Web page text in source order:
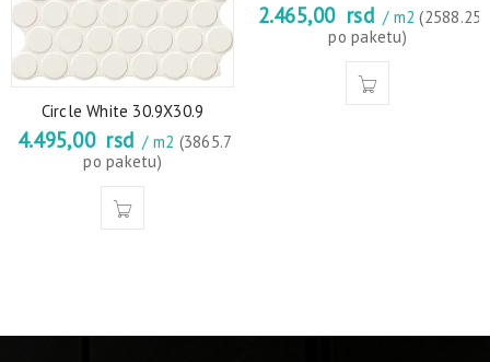
Circle White 30.9X30.9
4.495,00 rsd / m2 (3865.7
po paketu)
2.465,00 rsd / m2(2588.25
po paketu)